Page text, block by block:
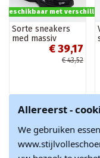
beschikbaar met
Sorte sneakers
med massiv
jakobinsk sål€ 39,17
€ 43,52
-15%
Allereerst -
We gebruiken